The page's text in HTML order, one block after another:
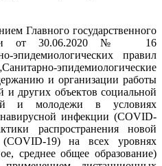
Главного государственного
от 30.06.2020 № 16
эпидемиологических правил
эпидемиологические
и организации работы
и других объектов социальной
и молодежи в условиях
инфекции (COVID-
распространения новой
19) на всех уровнях
среднее общее образование)